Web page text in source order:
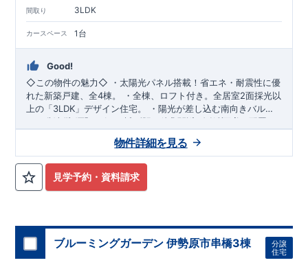
間取り 3LDK
カースペース 1台
Good!
◇この物件の魅力◇ ・太陽光パネル搭載 ！省エネ・耐震性に優
れた新築戸建、全4棟。 ・全棟、ロフト付き。全居室2面採光以
上の「3LDK」デザイン住宅。 ・陽光が差し込む南向きバルコ
有。2部屋から行き来可能。 ・玄関近くに洗面室を配置し
な立地です。 ​◇アクセス◇
・西武池袋線「ひばりヶ丘」駅 徒歩21分(自転車8分)
友ひばりが丘団地店 徒歩10分 ・イトーヨーカドー東久留米
◇ブルーミングガーデンのこだわり◇
・誰が、何をしたか。が明確だからこそ、お客様の安心に繋が
コストダウンに努めています。【耐震等級3取得】・東栄住宅
の建物は、国が定めた耐震等級で最高の3を取得。建築基準法
で定められた、｢数百年に一度発生する地震に対して、倒壊、崩
見学予約・資料請求
物件詳細を見る
ブルーミングガーデン 伊勢原市串橋3棟
分譲
住宅